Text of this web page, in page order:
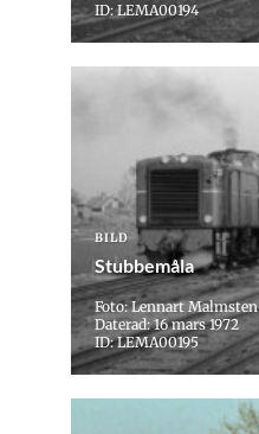
ID: LEMA00194
BILD
Stubbemåla
Foto: Lennart Malmsten
Daterad: 16 mars 1972
ID: LEMA00195